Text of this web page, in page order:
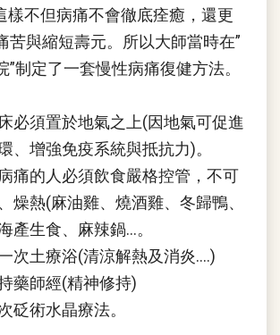
樣不但病痛不會徹底痊癒，還更
苦與縮短壽元。所以大師當時在”
”制定了一套慢性病痛復健方法。
必須置於地氣之上(因地氣可促進
、增強免疫系統與抵抗力)。
痛的人必須飲食嚴格控管，不可
燥熱(麻油雞、燒酒雞、冬歸鴨、
產生食、麻辣鍋…。
次土療浴(清涼解熱及消炎….)
藥師經(精神修持)
砭術水晶療法。